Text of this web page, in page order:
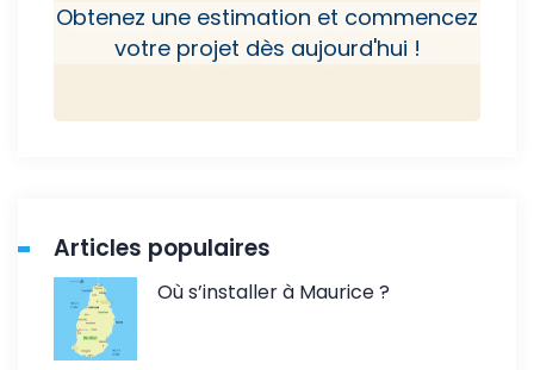
Obtenez une estimation et commencez
votre projet dès aujourd'hui !
Articles populaires
Où s’installer à Maurice ?